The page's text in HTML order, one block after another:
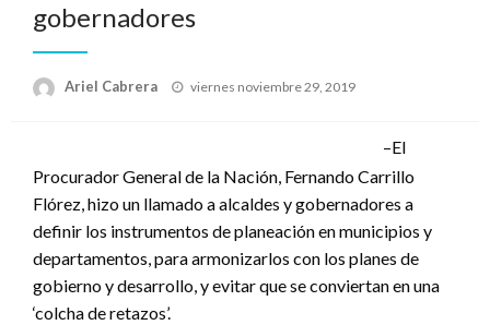
gobernadores
Ariel Cabrera
Publicado
viernes noviembre 29, 2019
–El
Procurador General de la Nación, Fernando Carrillo
Flórez, hizo un llamado a alcaldes y gobernadores a
definir los instrumentos de planeación en municipios y
departamentos, para armonizarlos con los planes de
gobierno y desarrollo, y evitar que se conviertan en una
‘colcha de retazos’.